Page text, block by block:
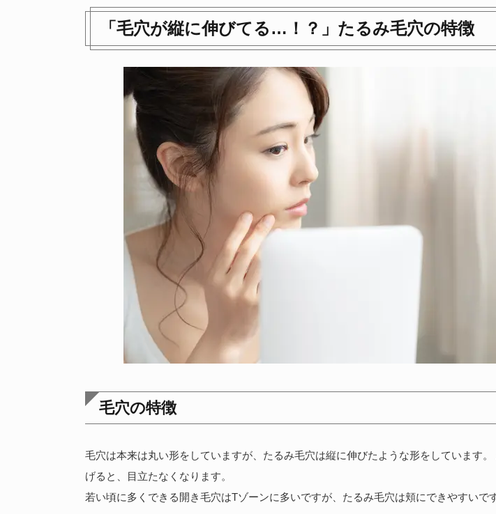
「毛穴が縦に伸びてる…！？」たるみ毛穴の特徴
毛穴の特徴
毛穴は本来は丸い形をしていますが、たるみ毛穴は縦に伸びたような形をしています。
げると、目立たなくなります。
若い頃に多くできる開き毛穴はTゾーンに多いですが、たるみ毛穴は頬にできやすいです